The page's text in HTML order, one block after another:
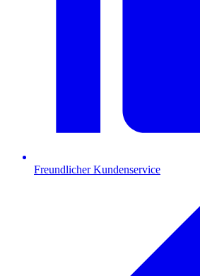
Freundlicher Kundenservice